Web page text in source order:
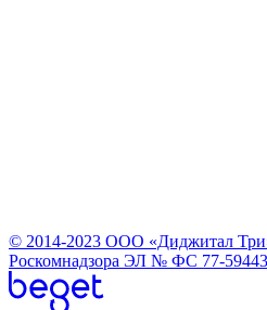
© 2014-2023 ООО «Диджитал
Роскомнадзора ЭЛ № ФС 77-59443